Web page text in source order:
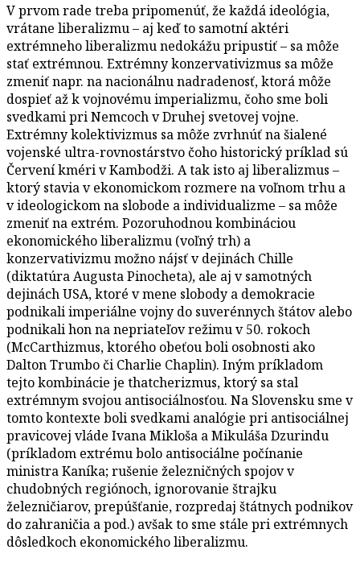
V prvom rade treba pripomenúť, že každá ideológia,
vrátane liberalizmu – aj keď to samotní aktéri
extrémneho liberalizmu nedokážu pripustiť – sa môže
stať extrémnou. Extrémny konzervativizmus sa môže
zmeniť napr. na nacionálnu nadradenosť, ktorá môže
dospieť až k vojnovému imperializmu, čoho sme boli
svedkami pri Nemcoch v Druhej svetovej vojne.
Extrémny kolektivizmus sa môže zvrhnúť na šialené
vojenské ultra-rovnostárstvo čoho historický príklad sú
Červení kméri v Kambodži. A tak isto aj liberalizmus –
ktorý stavia v ekonomickom rozmere na voľnom trhu a
v ideologickom na slobode a individualizme – sa môže
zmeniť na extrém. Pozoruhodnou kombináciou
ekonomického liberalizmu (voľný trh) a
konzervativizmu možno nájsť v dejinách Chille
(diktatúra Augusta Pinocheta), ale aj v samotných
dejinách USA, ktoré v mene slobody a demokracie
podnikali imperiálne vojny do suverénnych štátov alebo
podnikali hon na nepriateľov režimu v 50. rokoch
(McCarthizmus, ktorého obeťou boli osobnosti ako
Dalton Trumbo či Charlie Chaplin). Iným príkladom
tejto kombinácie je thatcherizmus, ktorý sa stal
extrémnym svojou antisociálnosťou. Na Slovensku sme v
tomto kontexte boli svedkami analógie pri antisociálnej
pravicovej vláde Ivana Mikloša a Mikuláša Dzurindu
(príkladom extrému bolo antisociálne počínanie
ministra Kaníka; rušenie železničných spojov v
chudobných regiónoch, ignorovanie štrajku
železničiarov, prepúšťanie, rozpredaj štátnych podnikov
do zahraničia a pod.) avšak to sme stále pri extrémnych
dôsledkoch ekonomického liberalizmu.